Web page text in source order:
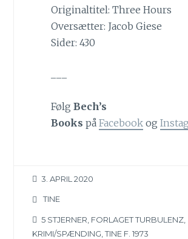
Originaltitel: Three Hours
Oversætter: Jacob Giese
Sider: 430
Følg Bech’s
Books på Facebookog
3. APRIL 2020
TINE
5 STJERNER FORLAGET TURBULENZ
KRIMI/SPÆNDING ,TINE F. 1973